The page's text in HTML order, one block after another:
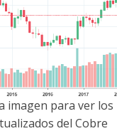
imagen para ver los
del Cobre